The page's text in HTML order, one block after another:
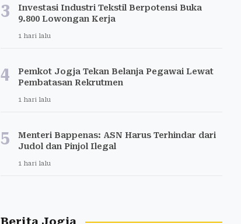
3
Investasi Industri Tekstil Berpotensi Buka
9.800 Lowongan Kerja
1 hari lalu
4
Pemkot Jogja Tekan Belanja Pegawai Lewat
Pembatasan Rekrutmen
1 hari lalu
5
Menteri Bappenas: ASN Harus Terhindar dari
Judol dan Pinjol Ilegal
1 hari lalu